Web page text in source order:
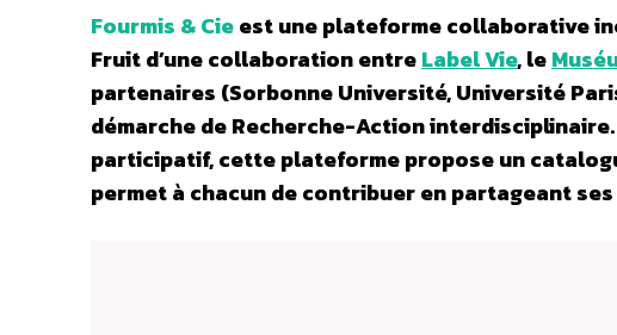
Fourmis & Cieest une plateforme collaborative
Fruit d’une collaboration entreLabel Vie, le
partenaires (Sorbonne Université, Université
démarche de Recherche-Action
participatif, cette plateforme propose un
permet à chacun de contribuer en partageant